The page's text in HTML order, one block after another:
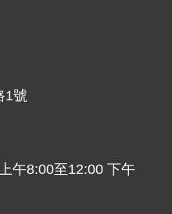
1號
午8:00至12:00 下午